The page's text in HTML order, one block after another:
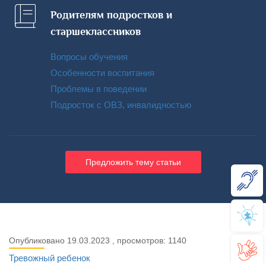
Родителям подростков и
старшеклассников
Вопросы обучения
Особенности воспитания
Проблемы в поведении
Подросток с ОВЗ, инвалидностью
Предложить тему статьи
Опубликовано 19.03.2023 , просмотров: 1140
Тревожный ребенок